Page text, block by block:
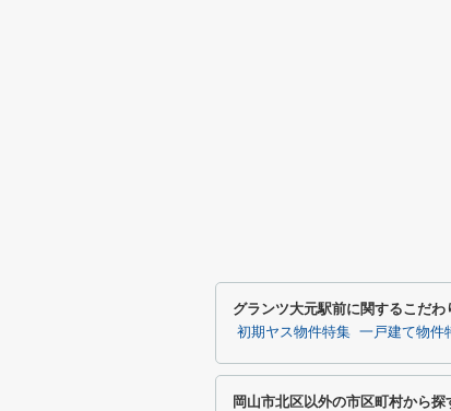
グランツ大元駅前に関するこだわ
初期ヤス物件特集 一戸建て物件
岡山市北区以外の市区町村から探